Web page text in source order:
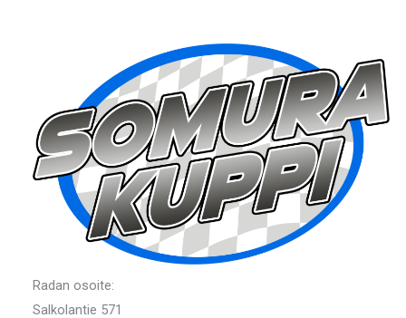
Radan osoite:
Salkolantie 571